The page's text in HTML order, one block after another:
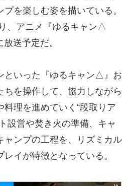
を楽しむ姿を描いている。
、アニメ『ゆるキャン△
送予定だ。
といった『ゆるキャン△』お
を操作して、協力しながら
理を進めていく“段取りア
設営や焚き火の準備、キャ
ャンプの工程を、リズミカル
イが特徴となっている。